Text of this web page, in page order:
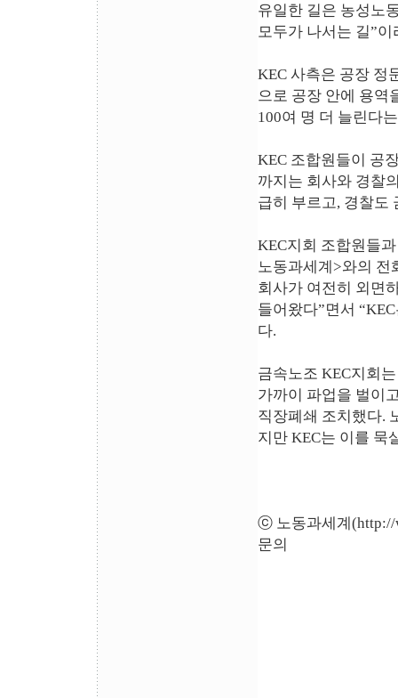
유일한 길은 농성노
모두가 나서는 길”
KEC 사측은 공장 정
으로 공장 안에 용역
100여 명 더 늘린다
KEC 조합원들이 공
까지는 회사와 경찰
급히 부르고, 경찰도
KEC지회 조합원들
노동과세계>와의 전
회사가 여전히 외면
들어왔다”면서
다.
금속노조 KEC지회
가까이 파업을 벌이
직장폐쇄 조치했다.
지만 KEC는 이를 묵
ⓒ 노동과세계(
문의